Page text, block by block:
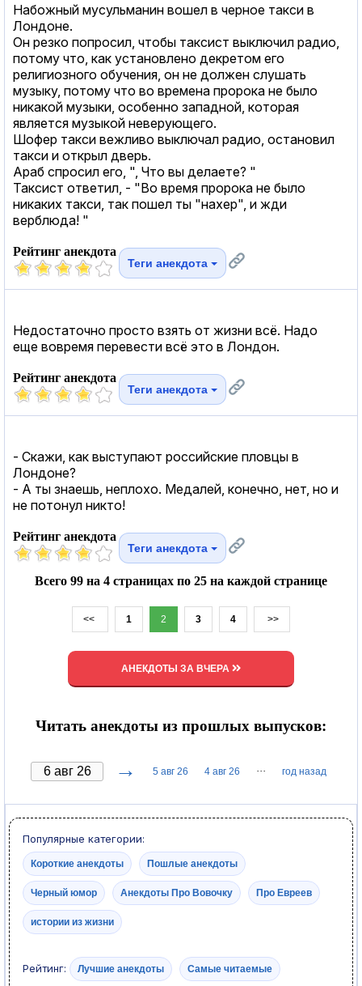
Набожный мусульманин вошел в черное такси в
Лондоне.
Он резко попросил, чтобы таксист выключил радио,
потому что, как установлено декретом его
религиозного обучения, он не должен слушать
музыку, потому что во времена пророка не было
никакой музыки, особенно западной, которая
является музыкой неверующего.
Шофер такси вежливо выключал радио, остановил
такси и открыл дверь.
Араб спросил его, ", Что вы делаете? "
Таксист ответил, - "Во время пророка не было
никаких такси, так пошел ты "нахер", и жди
верблюда! "
Рейтинг анекдота
Теги анекдота
Недостаточно просто взять от жизни всё. Надо
еще вовремя перевести всё это в Лондон.
Рейтинг анекдота
Теги анекдота
- Скажи, как выступают российские пловцы в
Лондоне?
- А ты знаешь, неплохо. Медалей, конечно, нет, но и
не потонул никто!
Рейтинг анекдота
Теги анекдота
Всего 99 на 4 страницах по 25 на каждой странице
<< 1 2 3 4 >>
АНЕКДОТЫ ЗА ВЧЕРА
Читать анекдоты из прошлых выпусков:
→ 5 авг 26 4 авг 26 ··· год назад
Популярные категории:
Короткие анекдоты Пошлые анекдоты
Черный юмор Анекдоты Про Вовочку Про Евреев
истории из жизни
Рейтинг: Лучшие анекдоты Самые читаемые